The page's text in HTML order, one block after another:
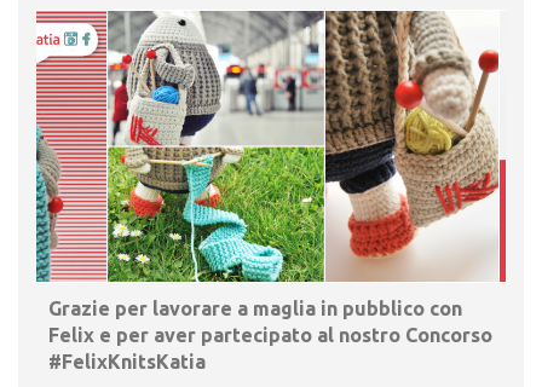
Grazie per lavorare a maglia in pubblico con
Felix e per aver partecipato al nostro Concorso
#FelixKnitsKatia